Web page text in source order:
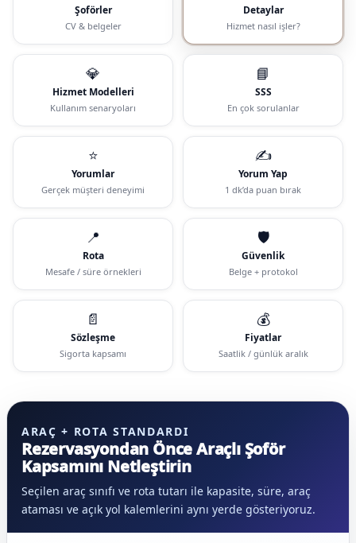
Şoförler
CV & belgeler
Detaylar
Hizmet nasıl işler?
💎
Hizmet Modelleri
Kullanım senaryoları
📘
SSS
En çok sorulanlar
⭐
Yorumlar
Gerçek müşteri deneyimi
✍️
Yorum Yap
1 dk’da puan bırak
📍
Rota
Mesafe / süre örnekleri
🛡️
Güvenlik
Belge + protokol
📄
Sözleşme
Sigorta kapsamı
💰
Fiyatlar
Saatlik / günlük aralık
ARAÇ + ROTA STANDARDI
Rezervasyondan Önce Araçlı Şoför
Kapsamını Netleştirin
Seçilen araç sınıfı ve rota tutarı ile kapasite, süre, araç
ataması ve açık yol kalemlerini aynı yerde gösteriyoruz.